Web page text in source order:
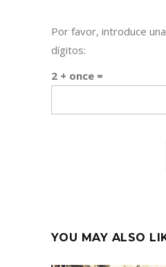
Por favor, introduce
dígitos:
2 + once =
YOU MAY ALSO